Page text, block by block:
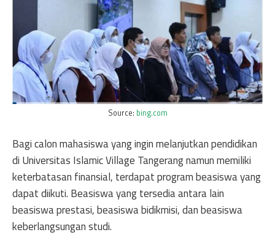
Source: bing.com
Bagi calon mahasiswa yang ingin melanjutkan pendidikan
di Universitas Islamic Village Tangerang namun memiliki
keterbatasan finansial, terdapat program beasiswa yang
dapat diikuti. Beasiswa yang tersedia antara lain
beasiswa prestasi, beasiswa bidikmisi, dan beasiswa
keberlangsungan studi.